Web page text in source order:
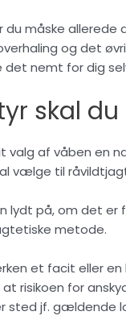
måske allerede
og det
det nemt for dig
skal
valg af våben en
vælge til
lydt på, om det er
metode.
et facit eller
risikoen for
sted jf. gældende